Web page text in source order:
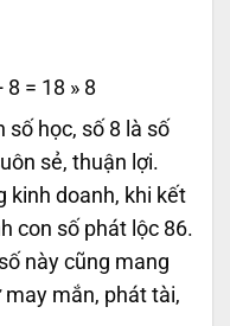
= 18 » 8
số học, số 8 là số
sẻ, thuận lợi.
kinh doanh, khi kết
con số phát lộc 86.
này cũng mang
mắn, phát tài,